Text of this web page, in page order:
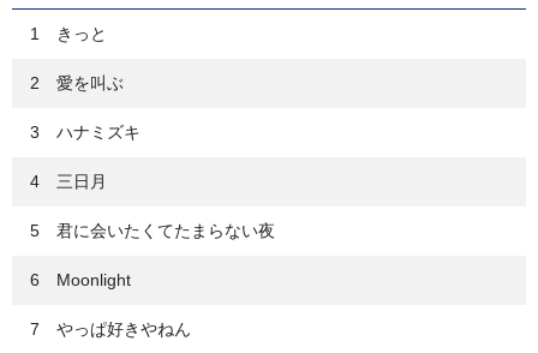
1 きっと
2 愛を叫ぶ
3 ハナミズキ
4 三日月
5 君に会いたくてたまらない夜
6 Moonlight
7 やっぱ好きやねん